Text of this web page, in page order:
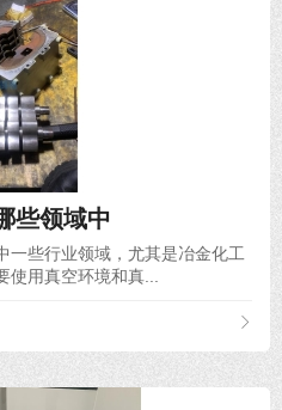
些领域中
一些行业领域，尤其是冶金化工
使用真空环境和真...